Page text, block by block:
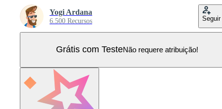
Yogi Ardana
6.500 Recursos Seguir
Grátis com TesteNão requere atribuição!